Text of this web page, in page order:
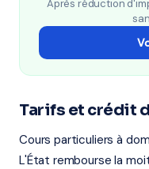
Après réduction
Tarifs et crédit
Cours particuliers à
L'État rembourse la